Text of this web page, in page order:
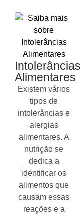
Intolerâncias
Alimentares
Existem vários
tipos de
intolerâncias e
alergias
alimentares. A
nutrição se
dedica a
identificar os
alimentos que
causam essas
reações e a